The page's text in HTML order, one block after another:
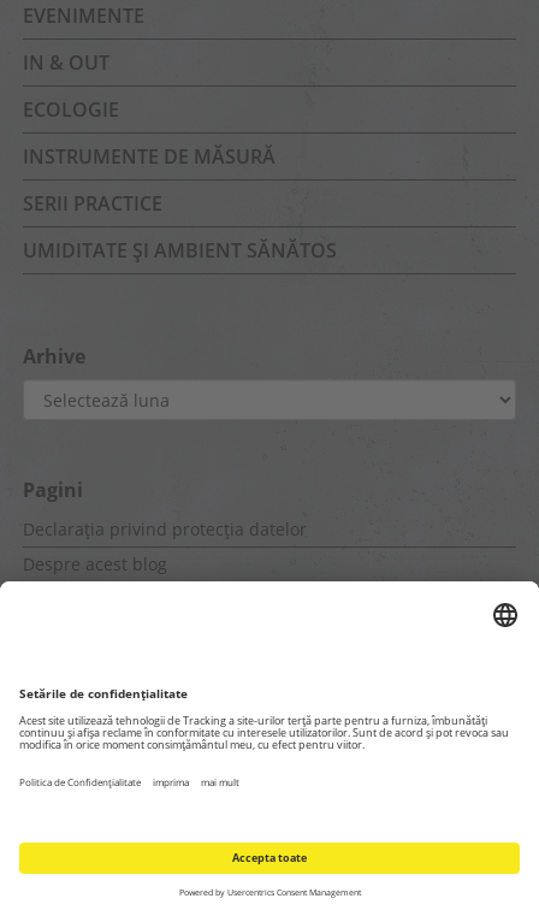
EVENIMENTE
IN & OUT
ECOLOGIE
INSTRUMENTE DE MĂSURĂ
SERII PRACTICE
UMIDITATE ȘI AMBIENT SĂNĂTOS
Arhive
Arhive
Pagini
Declarația privind protecția datelor
Despre acest blog
Pagini interne